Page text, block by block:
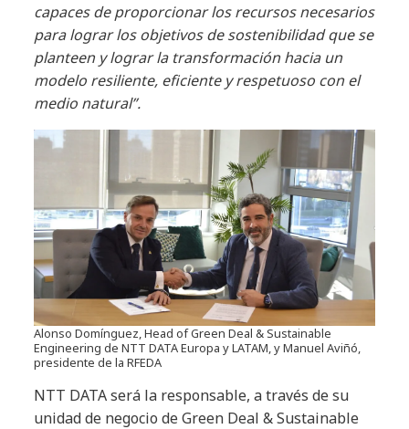
capaces de proporcionar los recursos necesarios
para lograr los objetivos de sostenibilidad que se
planteen y lograr la transformación hacia un
modelo resiliente, eficiente y respetuoso con el
medio natural”.
Alonso Domínguez, Head of Green Deal & Sustainable
Engineering de NTT DATA Europa y LATAM, y Manuel Aviñó,
presidente de la RFEDA
NTT DATA será la responsable, a través de su
unidad de negocio de Green Deal & Sustainable